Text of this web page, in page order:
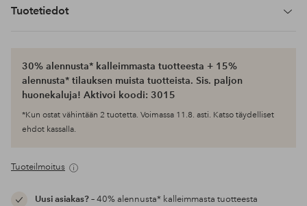
Tuotetiedot
30% alennusta* kalleimmasta tuotteesta + 15%
alennusta* tilauksen muista tuotteista. Sis. paljon
huonekaluja! Aktivoi koodi: 3015
*Kun ostat vähintään 2 tuotetta. Voimassa 11.8. asti. Katso täydelliset
ehdot kassalla.
Tuoteilmoitus
Uusi asiakas?– 40% alennusta* kalleimmasta tuotteesta